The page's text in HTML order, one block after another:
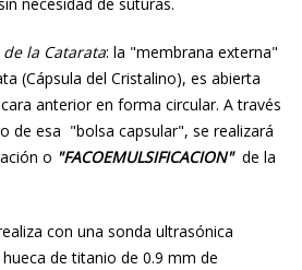
la Catarata: la "membrana externa"
(Cápsula del Cristalino), es abierta
anterior en forma circular. A través
de esa "bolsa capsular", se realizará
o "FACOEMULSIFICACION"de la
con una sonda ultrasónica
de titanio de 0.9 mm de